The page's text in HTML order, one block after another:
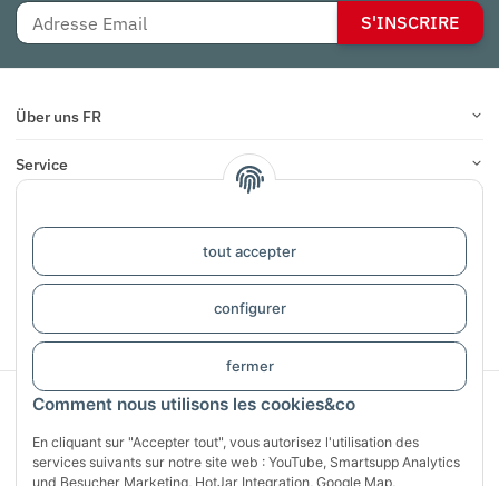
Comment nous utilisons les cookies&co
En cliquant sur "Accepter tout", vous autorisez l'utilisation des
services suivants sur notre site web : YouTube, Smartsupp Analytics
und Besucher Marketing, HotJar Integration, Google Map,
tout accepter
configurer
fermer
S'INSCRIRE
Über uns FR
Service
COMMENTAIRES
Sichere Zahlung mit: